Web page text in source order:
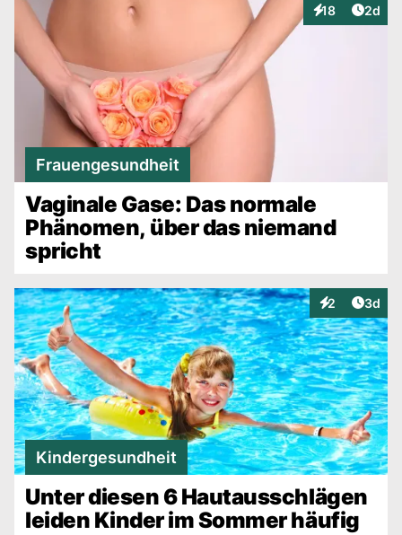
18
Interaktionen
2d
Frauengesundheit
Vaginale Gase: Das normale
Phänomen, über das niemand
spricht
2
Interaktionen
3d
Kindergesundheit
Unter diesen 6 Hautausschlägen
leiden Kinder im Sommer häufig